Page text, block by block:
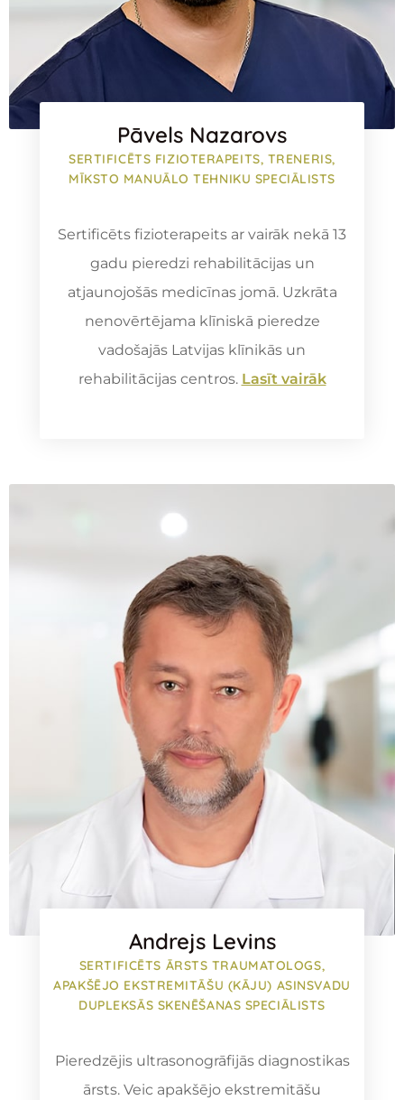
Pāvels Nazarovs
SERTIFICĒTS FIZIOTERAPEITS, TRENERIS,
MĪKSTO MANUĀLO TEHNIKU SPECIĀLISTS
Sertificēts fizioterapeits ar vairāk nekā 13
gadu pieredzi rehabilitācijas un
atjaunojošās medicīnas jomā. Uzkrāta
nenovērtējama klīniskā pieredze
vadošajās Latvijas klīnikās un
rehabilitācijas centros. Lasīt vairāk
Andrejs Levins
SERTIFICĒTS ĀRSTS TRAUMATOLOGS,
APAKŠĒJO EKSTREMITĀŠU (KĀJU) ASINSVADU
DUPLEKSĀS SKENĒŠANAS SPECIĀLISTS
Pieredzējis ultrasonogrāfijās diagnostikas
ārsts. Veic apakšējo ekstremitāšu